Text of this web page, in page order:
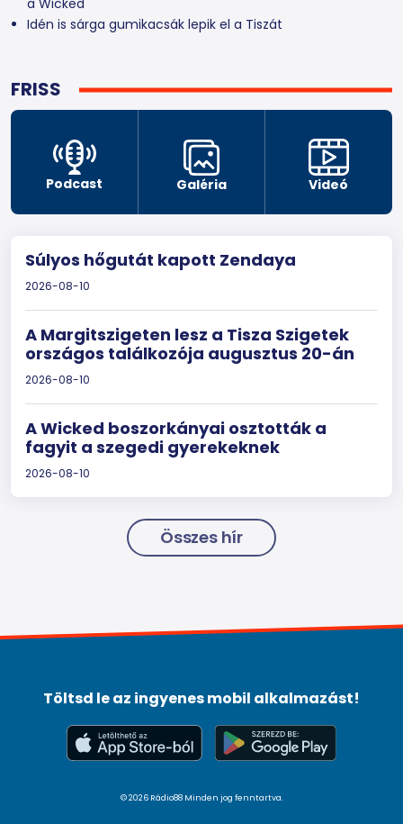
FRISS
Podcast Galéria Videó
Súlyos hőgutát kapott Zendaya
2026-08-10
A Margitszigeten lesz a Tisza Szigetek
országos találkozója augusztus 20-án
2026-08-10
A Wicked boszorkányai osztották a
fagyit a szegedi gyerekeknek
2026-08-10
Összes hír
a Wicked
Idén is sárga gumikacsák lepik el a Tiszát
Töltsd le az ingyenes mobil alkalmazást!
© 2026 Rádio88 Minden jog fenntartva.